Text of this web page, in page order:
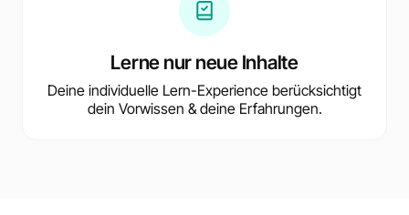
Lerne nur neue Inhalte
Deine individuelle Lern-Experience berücksichtigt
dein Vorwissen & deine Erfahrungen.